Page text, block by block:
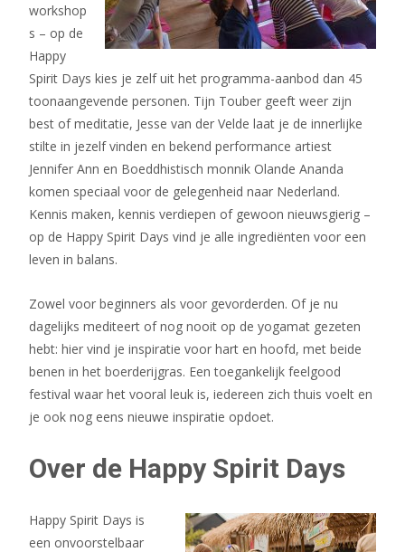
workshop
s – op de
Happy
Spirit Days kies je zelf uit het programma-aanbod dan 45
toonaangevende personen. Tijn Touber geeft weer zijn
best of meditatie, Jesse van der Velde laat je de innerlijke
stilte in jezelf vinden en bekend performance artiest
Jennifer Ann en Boeddhistisch monnik Olande Ananda
komen speciaal voor de gelegenheid naar Nederland.
Kennis maken, kennis verdiepen of gewoon nieuwsgierig –
op de Happy Spirit Days vind je alle ingrediënten voor een
leven in balans.
Zowel voor beginners als voor gevorderden. Of je nu
dagelijks mediteert of nog nooit op de yogamat gezeten
hebt: hier vind je inspiratie voor hart en hoofd, met beide
benen in het boerderijgras. Een toegankelijk feelgood
festival waar het vooral leuk is, iedereen zich thuis voelt en
je ook nog eens nieuwe inspiratie opdoet.
Over de Happy Spirit Days
Happy Spirit Days is
een onvoorstelbaar